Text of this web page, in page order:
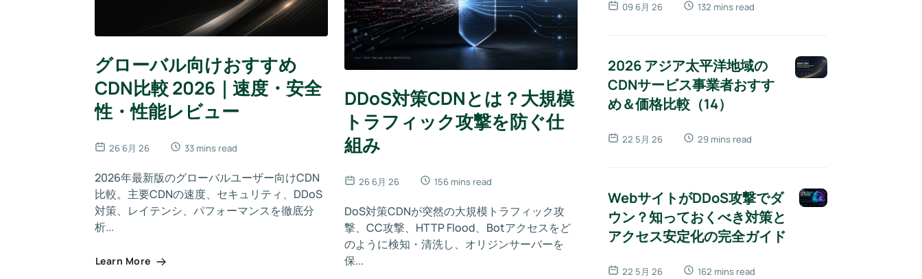
グローバル向けおすすめ
CDN比較 2026｜速度・安全
性・性能レビュー
26 6月 26 33 mins read
2026年最新版のグローバルユーザー向けCDN
比較。主要CDNの速度、セキュリティ、DDoS
対策、レイテンシ、パフォーマンスを徹底分
析...
Learn More
DDoS対策CDNとは？大規模
トラフィック攻撃を防ぐ仕
組み
26 6月 26 156 mins read
DoS対策CDNが突然の大規模トラフィック攻
撃、CC攻撃、HTTP Flood、Botアクセスをど
のように検知・清洗し、オリジンサーバーを
保...
09 6月 26 132 mins read
2026 アジア太平洋地域の
CDNサービス事業者おすす
め＆価格比較（14）
22 5月 26 29 mins read
WebサイトがDDoS攻撃でダ
ウン？知っておくべき対策と
アクセス安定化の完全ガイド
22 5月 26 162 mins read